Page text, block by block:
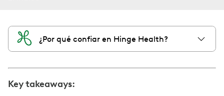
¿Por qué confiar en Hinge Health?
Key takeaways: